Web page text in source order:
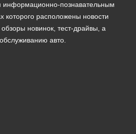
информационно-познавательным
которого расположены новости
новинок, тест-драйвы, а
авто.